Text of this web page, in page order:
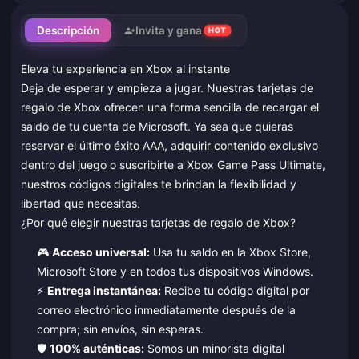
Descripción Invita y gana HOT
Eleva tu experiencia en Xbox al instante
Deja de esperar y empieza a jugar. Nuestras tarjetas de
regalo de Xbox ofrecen una forma sencilla de recargar el
saldo de tu cuenta de Microsoft. Ya sea que quieras
reservar el último éxito AAA, adquirir contenido exclusivo
dentro del juego o suscribirte a Xbox Game Pass Ultimate,
nuestros códigos digitales te brindan la flexibilidad y
libertad que necesitas.
¿Por qué elegir nuestras tarjetas de regalo de Xbox?
🎮 Acceso universal:Usa tu saldo en la Xbox Store,
Microsoft Store y en todos tus dispositivos Windows.
⚡ Entrega instantánea:Recibe tu código digital por
correo electrónico inmediatamente después de la
compra; sin envíos, sin esperas.
🛡️ 100% auténticas:Somos un minorista digital